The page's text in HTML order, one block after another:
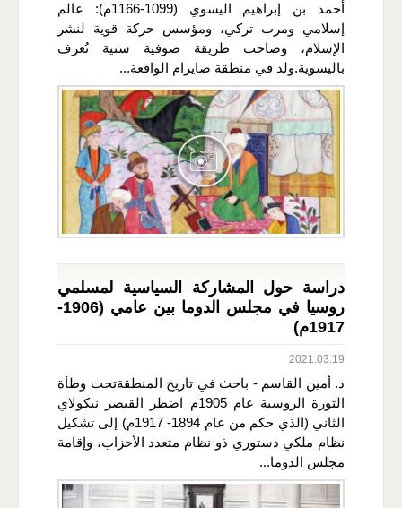
أحمد بن إبراهيم اليسوي (1099-1166م): عالم
إسلامي ومرب تركي، ومؤسس حركة قوية لنشر
الإسلام، وصاحب طريقة صوفية سنية تُعرف
باليسوية.ولد في منطقة صايرام الواقعة...
دراسة حول المشاركة السياسية لمسلمي
روسيا في مجلس الدوما بين عامي (1906-
1917م)
2021.03.19
د. أمين القاسم - باحث في تاريخ المنطقةتحت وطأة
الثورة الروسية عام 1905م اضطر القيصر نيكولاي
الثاني (الذي حكم من عام 1894- 1917م) إلى تشكيل
نظام ملكي دستوري ذو نظام متعدد الأحزاب، وإقامة
مجلس الدوما...